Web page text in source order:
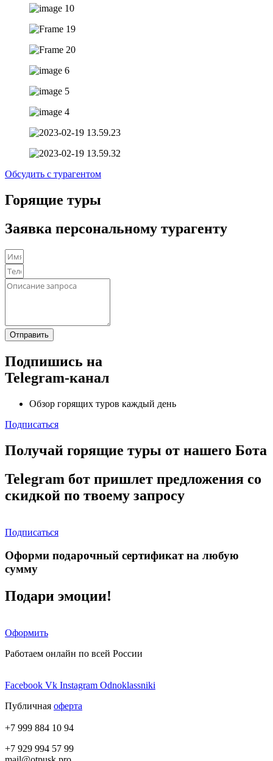
Обсудить с турагентом
Горящие туры
Заявка персональному турагенту
Отправить
Подпишись на
Telegram-канал
Обзор горящих туров каждый день
Подписаться
Получай горящие туры от нашего Бота
Telegram бот пришлет предложения со
скидкой по твоему запросу
Подписаться
Оформи подарочный сертификат на любую
сумму
Подари эмоции!
Оформить
Работаем онлайн по всей России
Facebook Vk Instagram Odnoklassniki
Публичная оферта
+7 999 884 10 94
+7 929 994 57 99